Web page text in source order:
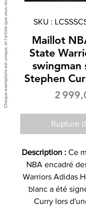
SKU :
Maillot
State
swingman
Stephen
2
Rupture
Description :Ce
NBA encadré
Warriors Adidas
blanc a été
Curry lors